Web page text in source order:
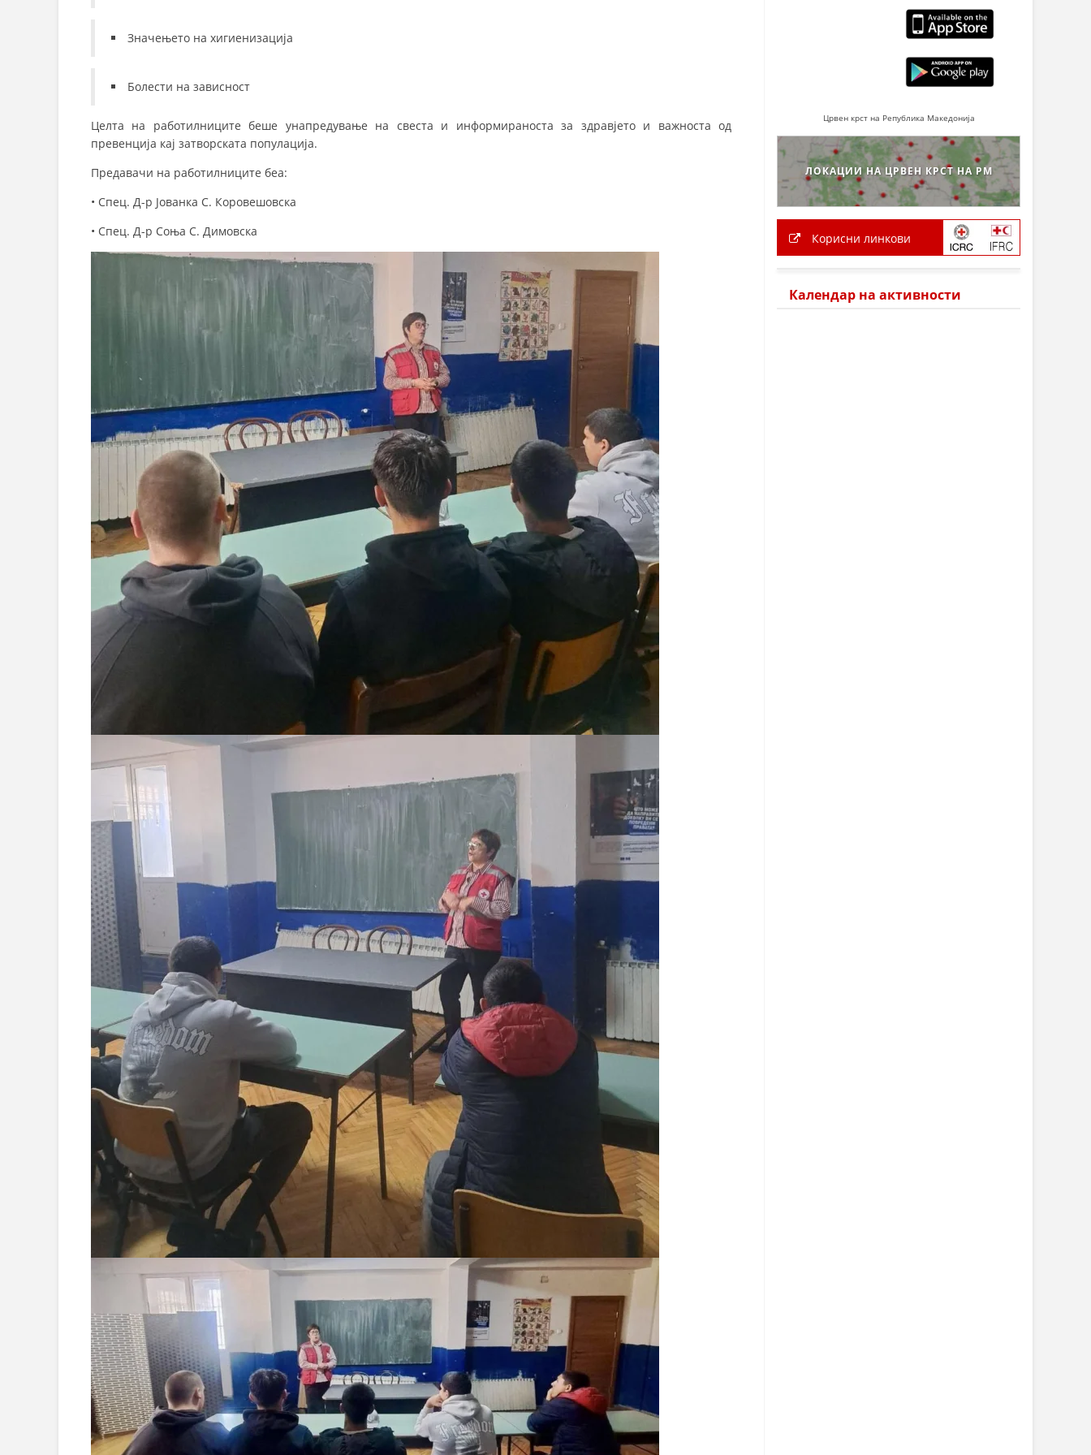
ОДНОСИ СО ЈАВНОСТ
ИСТРАЖУВАЊЕ НА ЈАВНО МИСЛЕЊЕ
МЕЃУНАРОДНА СОРАБОТКА
ЗНАЧЕЊЕ НА СЛУЖБАТА ЗА БАРАЊЕ
ФОРМУЛАРИ ЗА БАРАЊА
ЗДРАВСТВЕНО ПРЕВЕНТИВНА ДЕЈНОСТ
КРВОДАРИТЕЛСТВО
ИНФОРМАЦИИ ЗА БОЛЕСТИ
МЕНАЏМЕНТ НА ВОЛОНТЕРИ
ЗА НАС
ПРИРАЧНИЦИ
ЕДУКАТИВНО ИНФОРМАТИВНИ МАТЕРИЈАЛИ
ПРЕЗЕНТАЦИИ
Значењето на хигиенизација
Болести на зависност
Целта на работилниците беше унапредување на свеста и информираноста за здравјето и важноста од
превенција кај затворската популација.
Предавачи на работилниците беа:
• Спец. Д-р Јованка С. Коровешовска
• Спец. Д-р Соња С. Димовска
Црвен крст на Република Македонија
ЛОКАЦИИ НА ЦРВЕН КРСТ НА РМ
Корисни линкови
Календар на активности